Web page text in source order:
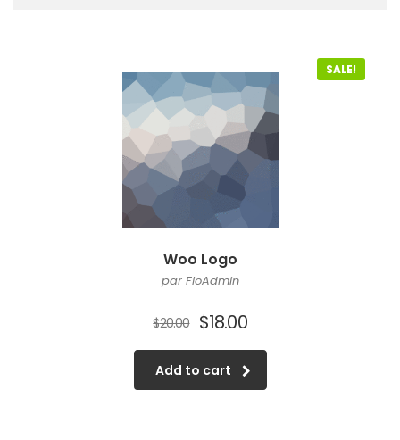
SALE!
Woo Logo
par FloAdmin
$20.00 $18.00
Add to cart